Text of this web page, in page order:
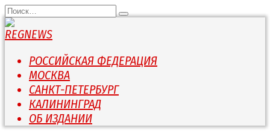
Перейти
к
содержанию
Search
for:
РОССИЙСКАЯ ФЕДЕРАЦИЯ
МОСКВА
САНКТ-ПЕТЕРБУРГ
КАЛИНИНГРАД
ОБ ИЗДАНИИ